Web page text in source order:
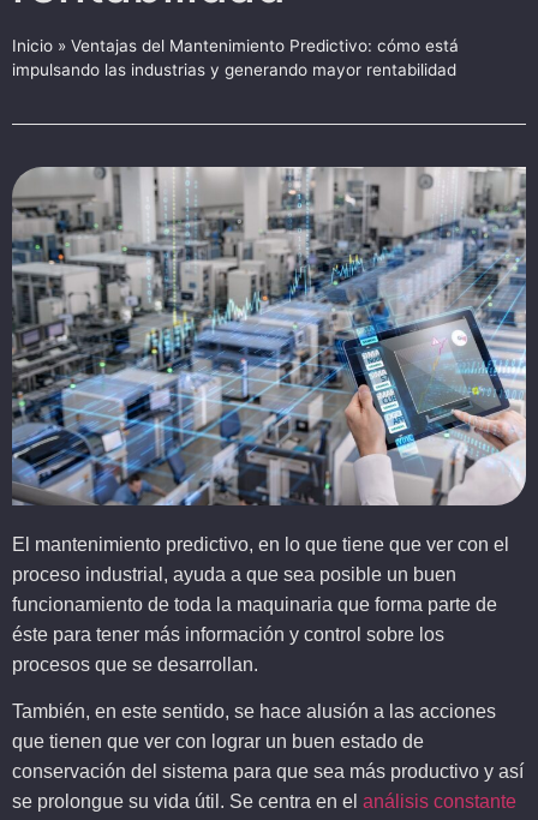
Inicio » Ventajas del Mantenimiento Predictivo: cómo está
impulsando las industrias y generando mayor rentabilidad
El mantenimiento predictivo, en lo que tiene que ver con el
proceso industrial, ayuda a que sea posible un buen
funcionamiento de toda la maquinaria que forma parte de
éste para tener más información y control sobre los
procesos que se desarrollan.
También, en este sentido, se hace alusión a las acciones
que tienen que ver con lograr un buen estado de
conservación del sistema para que sea más productivo y así
se prolongue su vida útil. Se centra en el análisis constante